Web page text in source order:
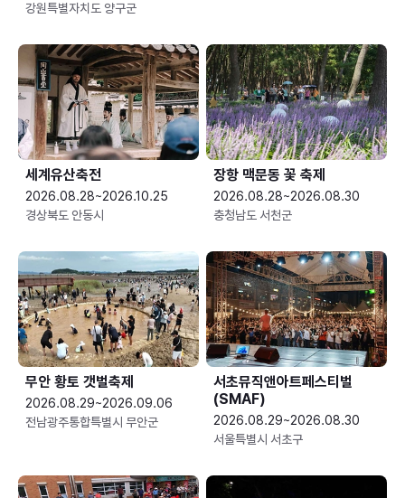
강원특별자치도 양구군
세계유산축전
2026.08.28~2026.10.25
경상북도 안동시
장항 맥문동 꽃 축제
2026.08.28~2026.08.30
충청남도 서천군
무안 황토 갯벌축제
2026.08.29~2026.09.06
전남광주통합특별시 무안군
서초뮤직앤아트페스티벌
(SMAF)
2026.08.29~2026.08.30
서울특별시 서초구